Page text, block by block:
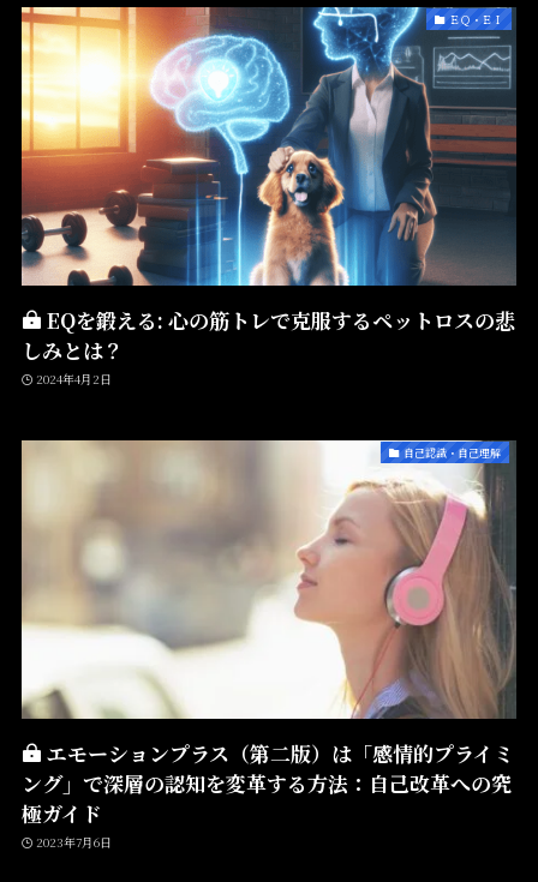
ＥＱ・ＥＩ
EQを鍛える: 心の筋トレで克服するペットロスの悲
しみとは？
2024年4月2日
自己認識・自己理解
エモーションプラス（第二版）は「感情的プライミ
ング」で深層の認知を変革する方法：自己改革への究
極ガイド
2023年7月6日